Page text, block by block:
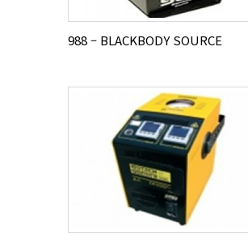
988 – BLACKBODY SOURCE